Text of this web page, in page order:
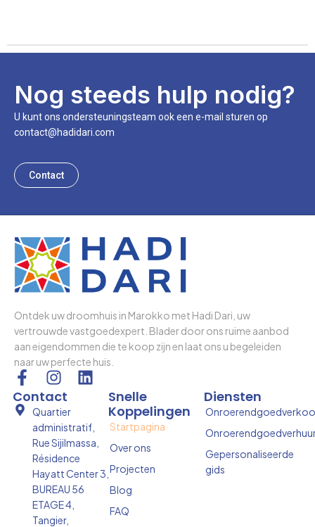
Nog steeds hulp nodig?
U kunt ons ondersteuningsteam ook een e-mail sturen op
contact@hadidari.com
Contact
Ontdek uw droomhuis in Marokko met Hadi Dari, uw
vertrouwde vastgoedexpert. Blader door ons ruime aanbod
aan eigendommen die te koop zijn en laat ons u begeleiden
naar uw perfecte huis.
F
a
c
I
n
s
t
a
g
r
a
m
L
k
e
i
Snelle
Koppelingen
Startpagina
Over ons
Projecten
Blog
FAQ
Diensten
Gepersonaliseerde
gids
Contact
Quartier
administratif,
Rue Sijilmassa,
Résidence
Hayatt Center 3,
BUREAU 56
ETAGE 4,
Tangier,